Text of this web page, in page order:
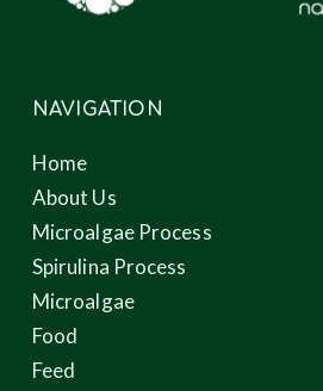
NAVIGATION
Home
About Us
Microalgae Process
Spirulina Process
Microalgae
Food
Feed